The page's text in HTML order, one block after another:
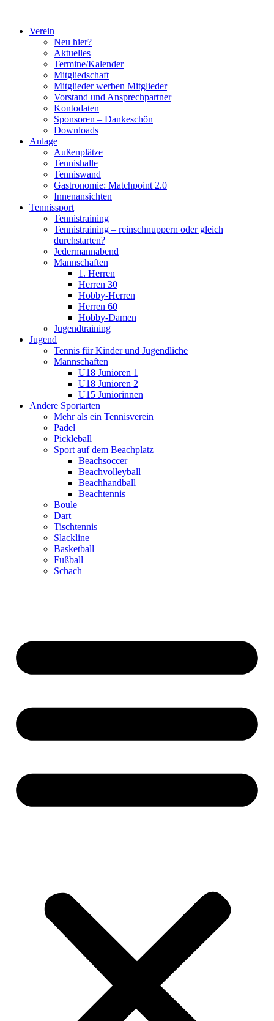
springenVerein
Neu hier?
Aktuelles
Termine/Kalender
Mitgliedschaft
Mitglieder werben Mitglieder
Vorstand und Ansprechpartner
Kontodaten
Sponsoren – Dankeschön
Downloads
Anlage
Außenplätze
Tennishalle
Tenniswand
Gastronomie: Matchpoint 2.0
Innenansichten
Tennissport
Tennistraining
Tennistraining – reinschnuppern oder gleich
durchstarten?
Jedermannabend
Mannschaften
1. Herren
Herren 30
Hobby-Herren
Herren 60
Hobby-Damen
Jugendtraining
Jugend
Tennis für Kinder und Jugendliche
Mannschaften
U18 Junioren 1
U18 Junioren 2
U15 Juniorinnen
Andere Sportarten
Mehr als ein Tennisverein
Padel
Pickleball
Sport auf dem Beachplatz
Beachsoccer
Beachvolleyball
Beachhandball
Beachtennis
Boule
Dart
Tischtennis
Slackline
Basketball
Fußball
Schach